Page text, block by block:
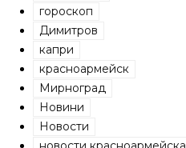
гороскоп
Димитров
капри
красноармейск
Мирноград
Новини
Новости